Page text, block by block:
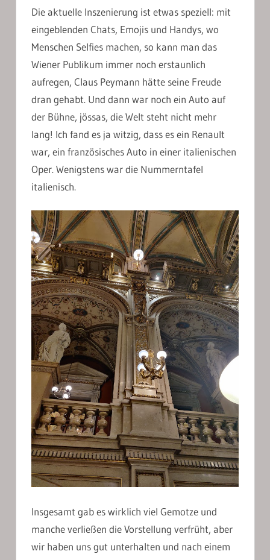
Die aktuelle Inszenierung ist etwas speziell: mit
eingeblenden Chats, Emojis und Handys, wo
Menschen Selfies machen, so kann man das
Wiener Publikum immer noch erstaunlich
aufregen, Claus Peymann hätte seine Freude
dran gehabt. Und dann war noch ein Auto auf
der Bühne, jössas, die Welt steht nicht mehr
lang! Ich fand es ja witzig, dass es ein Renault
war, ein französisches Auto in einer italienischen
Oper. Wenigstens war die Nummerntafel
italienisch.
Insgesamt gab es wirklich viel Gemotze und
manche verließen die Vorstellung verfrüht, aber
wir haben uns gut unterhalten und nach einem